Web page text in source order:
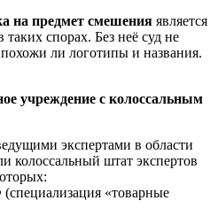
на предмет смешения является
спорах. Без неё суд не
ли логотипы и названия.
учреждение с колоссальным
экспертами в области
колоссальный штат экспертов
«товарные